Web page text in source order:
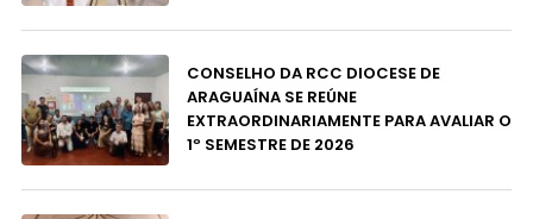
CONSELHO DA RCC DIOCESE DE
ARAGUAÍNA SE REÚNE
EXTRAORDINARIAMENTE PARA AVALIAR O
1º SEMESTRE DE 2026